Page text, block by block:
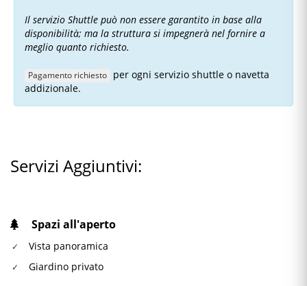
Il servizio Shuttle può non essere garantito in base alla
disponibilità; ma la struttura si impegnerà nel fornire a
meglio quanto richiesto.
Pagamento richiesto per ogni servizio shuttle o navetta
addizionale.
Servizi Aggiuntivi:
Spazi all'aperto
Vista panoramica
Giardino privato